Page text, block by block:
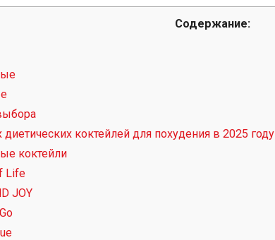
Содержание:
коктейлей для похудения в 2025 году
коктейли
Life
JOY